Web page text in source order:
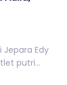
Jepara Edy
putri...